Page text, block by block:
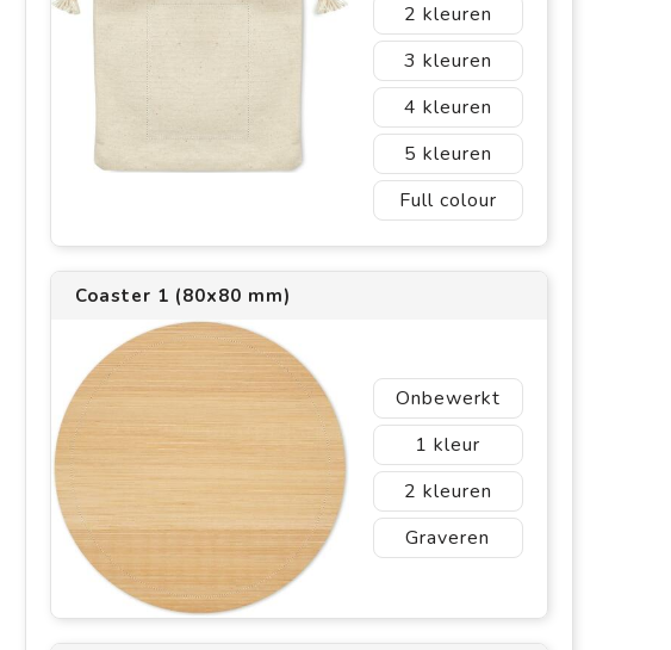
2
3
4
5
Full colour
Coaster 1 (80x80 mm)
Onbewerkt
1
2
Graveren